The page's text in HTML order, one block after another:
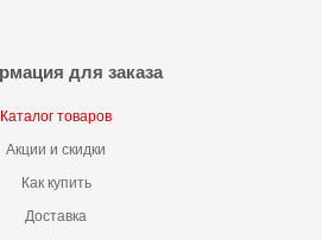
для заказа
Каталог товаров
Акции и скидки
Как купить
Доставка